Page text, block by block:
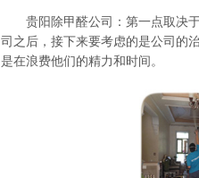
贵阳除甲醛公司
：第一点取决
司之后，接下来要考虑的是公司的
是在浪费他们的精力和时间。